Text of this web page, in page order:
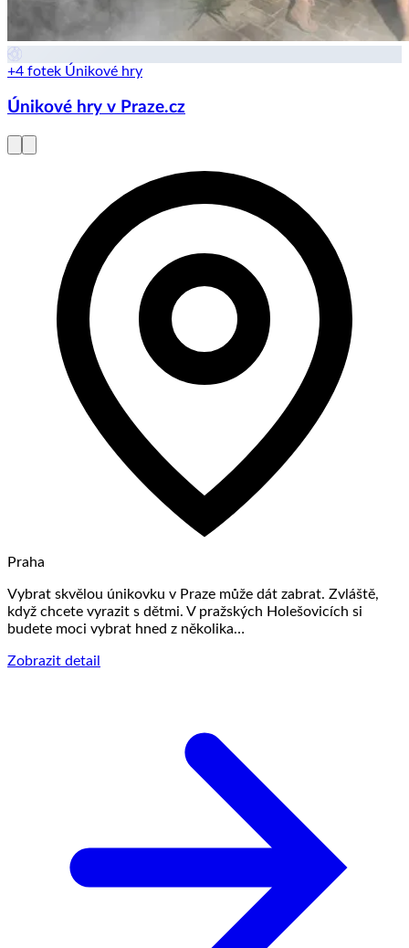
+4 fotek Únikové hry
Únikové hry v Praze.cz
Praha
Vybrat skvělou únikovku v Praze může dát zabrat. Zvláště,
když chcete vyrazit s dětmi. V pražských Holešovicích si
budete moci vybrat hned z několika…
Zobrazit detail